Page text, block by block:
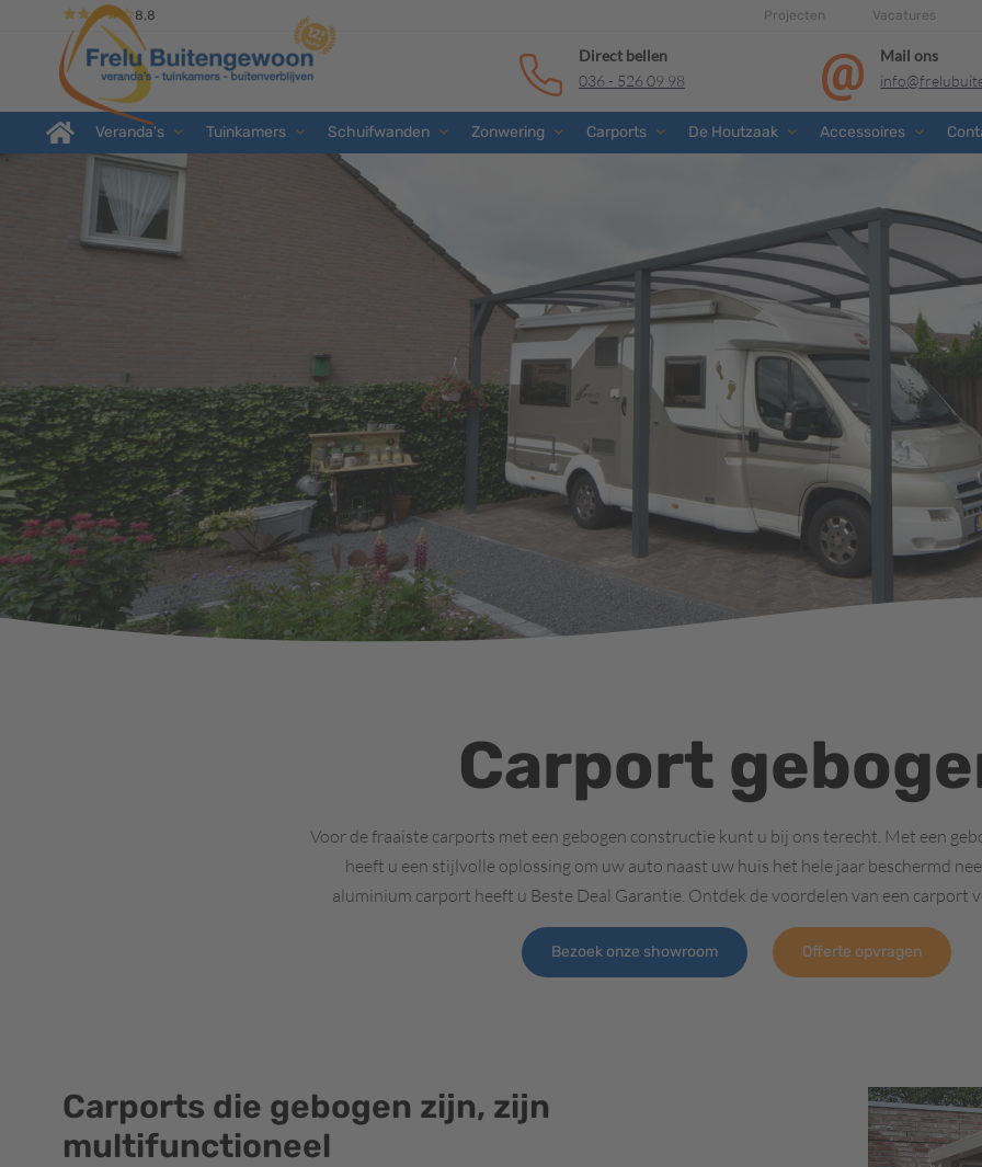
8,8 Projecten Vacatures
Direct bellen
036 - 526 09 98
Mail ons
Veranda's Tuinkamers Schuifwanden Zonwering Carports De Houtzaak Accessoires
Carport
Voor de fraaiste carports met een gebogen constructie kunt u bij ons terecht. Met een
heeft u een stijlvolle oplossing om uw auto naast uw huis het hele jaar beschermd
aluminium carport heeft u Beste Deal Garantie. Ontdek de voordelen van een carport
Bezoek onze showroom Offerte opvragen
Carports die gebogen zijn, zijn
multifunctioneel